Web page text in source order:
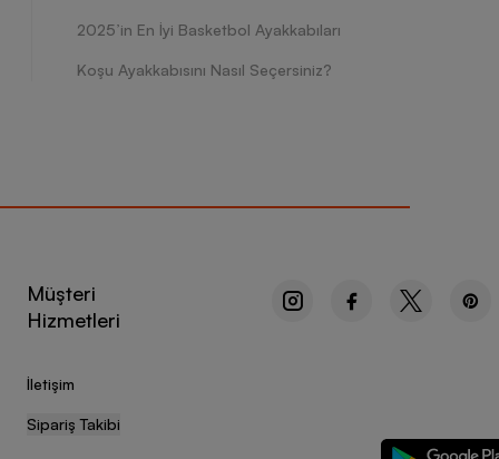
2025’in En İyi Basketbol Ayakkabıları
Koşu Ayakkabısını Nasıl Seçersiniz?
Müşteri
Hizmetleri
İletişim
Sipariş Takibi